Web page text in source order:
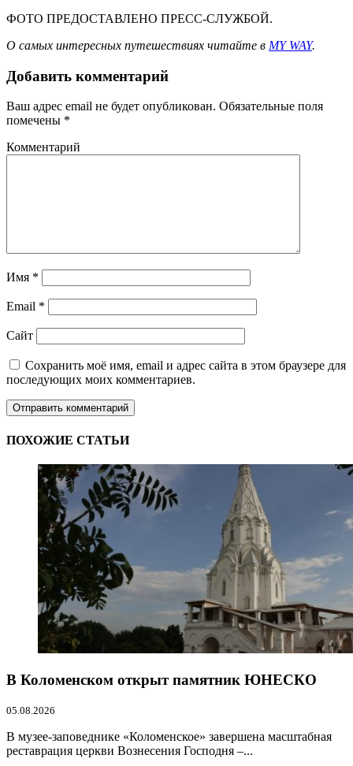
ФОТО ПРЕДОСТАВЛЕНО ПРЕСС-СЛУЖБОЙ.
О самых интересных путешествиях читайте в MY WAY.
Добавить комментарий
Ваш адрес email не будет опубликован. Обязательные поля
помечены *
Комментарий
Имя *
Email *
Сайт
Сохранить моё имя, email и адрес сайта в этом браузере для
последующих моих комментариев.
ПОХОЖИЕ СТАТЬИ
В Коломенском открыт памятник ЮНЕСКО
05.08.2026
В музее-заповеднике «Коломенское» завершена масштабная
реставрация церкви Вознесения Господня –...